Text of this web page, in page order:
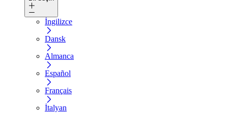
İngilizce
Dansk
Almanca
Español
Français
İtalyan